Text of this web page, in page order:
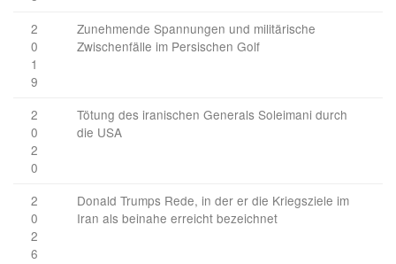
2
0
1
9
Zunehmende Spannungen und militärische
Zwischenfälle im Persischen Golf
2
0
2
0
Tötung des iranischen Generals Soleimani durch
die USA
2
0
2
6
Donald Trumps Rede, in der er die Kriegsziele im
Iran als beinahe erreicht bezeichnet